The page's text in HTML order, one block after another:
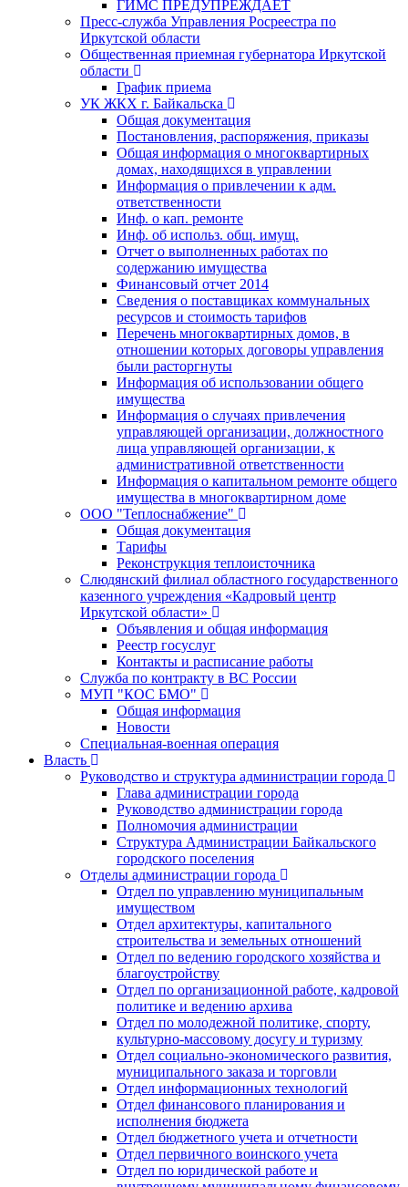
ГИМС ПРЕДУПРЕЖДАЕТ
Пресс-служба Управления Росреестра по
Иркутской области
Общественная приемная губернатора Иркутской
области
График приема
УК ЖКХ г. Байкальска
Общая документация
Постановления, распоряжения, приказы
Общая информация о многоквартирных
домах, находящихся в управлении
Информация о привлечении к адм.
ответственности
Инф. о кап. ремонте
Инф. об использ. общ. имущ.
Отчет о выполненных работах по
содержанию имущества
Финансовый отчет 2014
Сведения о поставщиках коммунальных
ресурсов и стоимость тарифов
Перечень многоквартирных домов, в
отношении которых договоры управления
были расторгнуты
Информация об использовании общего
имущества
Информация о случаях привлечения
управляющей организации, должностного
лица управляющей организации, к
административной ответственности
Информация о капитальном ремонте общего
имущества в многоквартирном доме
ООО "Теплоснабжение"
Общая документация
Тарифы
Реконструкция теплоисточника
Слюдянский филиал областного государственного
казенного учреждения «Кадровый центр
Иркутской области»
Объявления и общая информация
Реестр госуслуг
Контакты и расписание работы
Служба по контракту в ВС России
МУП "КОС БМО"
Общая информация
Новости
Специальная-военная операция
Власть
Руководство и структура администрации города
Глава администрации города
Руководство администрации города
Полномочия администрации
Структура Администрации Байкальского
городского поселения
Отделы администрации города
Отдел по управлению муниципальным
имуществом
Отдел архитектуры, капитального
строительства и земельных отношений
Отдел по ведению городского хозяйства и
благоустройству
Отдел по организационной работе, кадровой
политике и ведению архива
Отдел по молодежной политике, спорту,
культурно-массовому досугу и туризму
Отдел социально-экономического развития,
муниципального заказа и торговли
Отдел информационных технологий
Отдел финансового планирования и
исполнения бюджета
Отдел бюджетного учета и отчетности
Отдел первичного воинского учета
Отдел по юридической работе и